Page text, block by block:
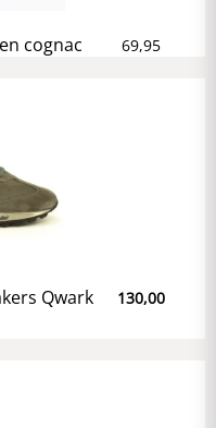
cognac 69,95
Qwark 130,00